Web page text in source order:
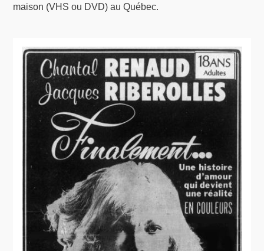
maison (VHS ou DVD) au Québec.